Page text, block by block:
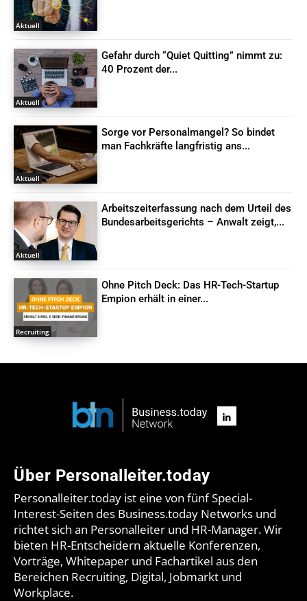
Aktuell
Aktuell
Gefahr durch “Quiet Quitting” nimmt zu:
40 Prozent der...
Aktuell
Sorge vor Personalmangel? So bindet
man Fachkräfte langfristig ans...
Aktuell
Arbeitszeiterfassung nach dem Urteil des
Bundesarbeitsgerichts – Anwalt zeigt,...
Recruiting
Ohne Pitch Deck: Das HR-Tech-Startup
Empion erhält in einer...
Über Personalleiter.today
Personalleiter.today ist eine von fünf Special-
Interest-Seiten des Business.today Networks und
richtet sich an Personalleiter und HR-Manager. Wir
bieten HR-Entscheidern aktuelle Konferenzen,
Vorträge, Whitepaper und Fachartikel aus den
Bereichen Recruiting, Digital, Jobmarkt und
Workplace.